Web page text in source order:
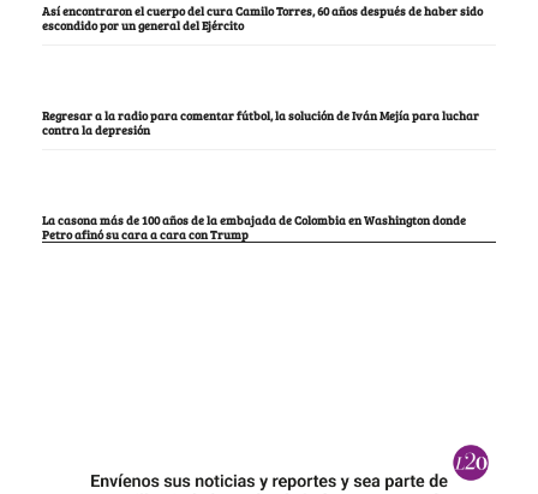
Así encontraron el cuerpo del cura Camilo Torres, 60 años después de haber sido
escondido por un general del Ejército
Regresar a la radio para comentar fútbol, la solución de Iván Mejía para luchar
contra la depresión
La casona más de 100 años de la embajada de Colombia en Washington donde
Petro afinó su cara a cara con Trump